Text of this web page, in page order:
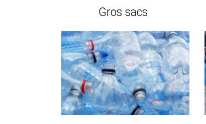
Gros sacs